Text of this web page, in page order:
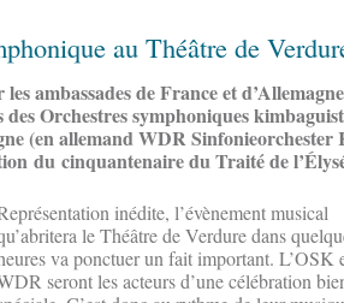
au Théâtre de
ambassades de France et
Orchestres symphoniques
(en allemand WDR Sinfonieorchester
du cinquantenaire du Traité de
inédite, l’évènement musical
le Théâtre de Verdure dans
va ponctuer un fait important. L’OSK
seront les acteurs d’une célébration